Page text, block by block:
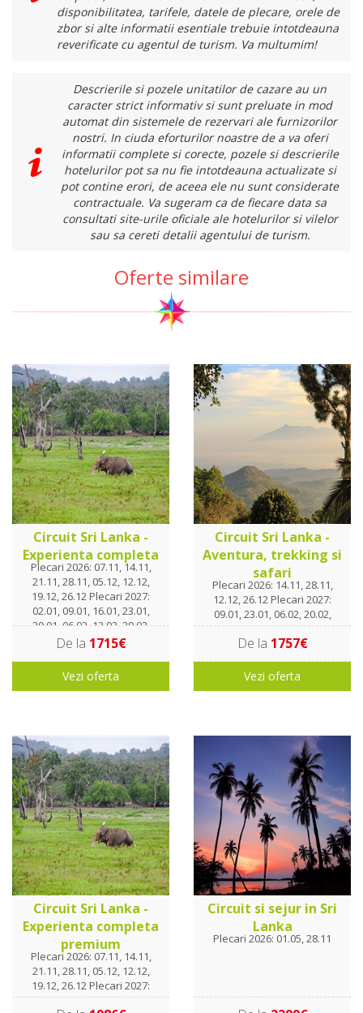
disponibilitatea, tarifele, datele de plecare, orele de
zbor si alte informatii esentiale trebuie intotdeauna
reverificate cu agentul de turism. Va multumim!
Descrierile si pozele unitatilor de cazare au un
caracter strict informativ si sunt preluate in mod
automat din sistemele de rezervari ale furnizorilor
nostri. In ciuda eforturilor noastre de a va oferi
informatii complete si corecte, pozele si descrierile
hotelurilor pot sa nu fie intotdeauna actualizate si
pot contine erori, de aceea ele nu sunt considerate
contractuale. Va sugeram ca de fiecare data sa
consultati site-urile oficiale ale hotelurilor si vilelor
sau sa cereti detalii agentului de turism.
Oferte similare
Circuit Sri Lanka -
Experienta completa
Plecari 2026: 07.11, 14.11,
21.11, 28.11, 05.12, 12.12,
19.12, 26.12 Plecari 2027:
02.01, 09.01, 16.01, 23.01,
30.01. 06.02, 13.02, 20.02,
27.02, 06.03, 13.03, 20.03
De la 1715€
Vezi oferta
Circuit Sri Lanka -
Aventura, trekking si
safari
Plecari 2026: 14.11, 28.11,
12.12, 26.12 Plecari 2027:
09.01, 23.01, 06.02, 20.02,
06.03, 20.03
De la 1757€
Vezi oferta
Circuit Sri Lanka -
Experienta completa
premium
Plecari 2026: 07.11, 14.11,
21.11, 28.11, 05.12, 12.12,
19.12, 26.12 Plecari 2027:
02.01, 09.01, 16.01, 23.01,
Circuit si sejur in Sri
Lanka
Plecari 2026: 01.05, 28.11